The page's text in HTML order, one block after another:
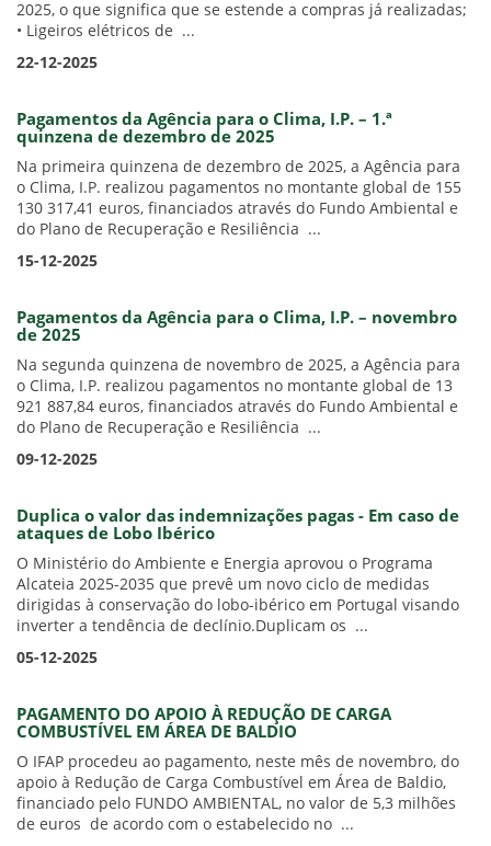
2025, o que significa que se estende a compras já realizadas;
• Ligeiros elétricos de ...
22-12-2025
Pagamentos da Agência para o Clima, I.P. – 1.ª
quinzena de dezembro de 2025
Na primeira quinzena de dezembro de 2025, a Agência para
o Clima, I.P. realizou pagamentos no montante global de 155
130 317,41 euros, financiados através do Fundo Ambiental e
do Plano de Recuperação e Resiliência ...
15-12-2025
Pagamentos da Agência para o Clima, I.P. – novembro
de 2025
Na segunda quinzena de novembro de 2025, a Agência para
o Clima, I.P. realizou pagamentos no montante global de 13
921 887,84 euros, financiados através do Fundo Ambiental e
do Plano de Recuperação e Resiliência ...
09-12-2025
Duplica o valor das indemnizações pagas - Em caso de
ataques de Lobo Ibérico
O Ministério do Ambiente e Energia aprovou o Programa
Alcateia 2025-2035 que prevê um novo ciclo de medidas
dirigidas à conservação do lobo-ibérico em Portugal visando
inverter a tendência de declínio.Duplicam os ...
05-12-2025
PAGAMENTO DO APOIO À REDUÇÃO DE CARGA
COMBUSTÍVEL EM ÁREA DE BALDIO
O IFAP procedeu ao pagamento, neste mês de novembro, do
apoio à Redução de Carga Combustível em Área de Baldio,
financiado pelo FUNDO AMBIENTAL, no valor de 5,3 milhões
de euros de acordo com o estabelecido no ...